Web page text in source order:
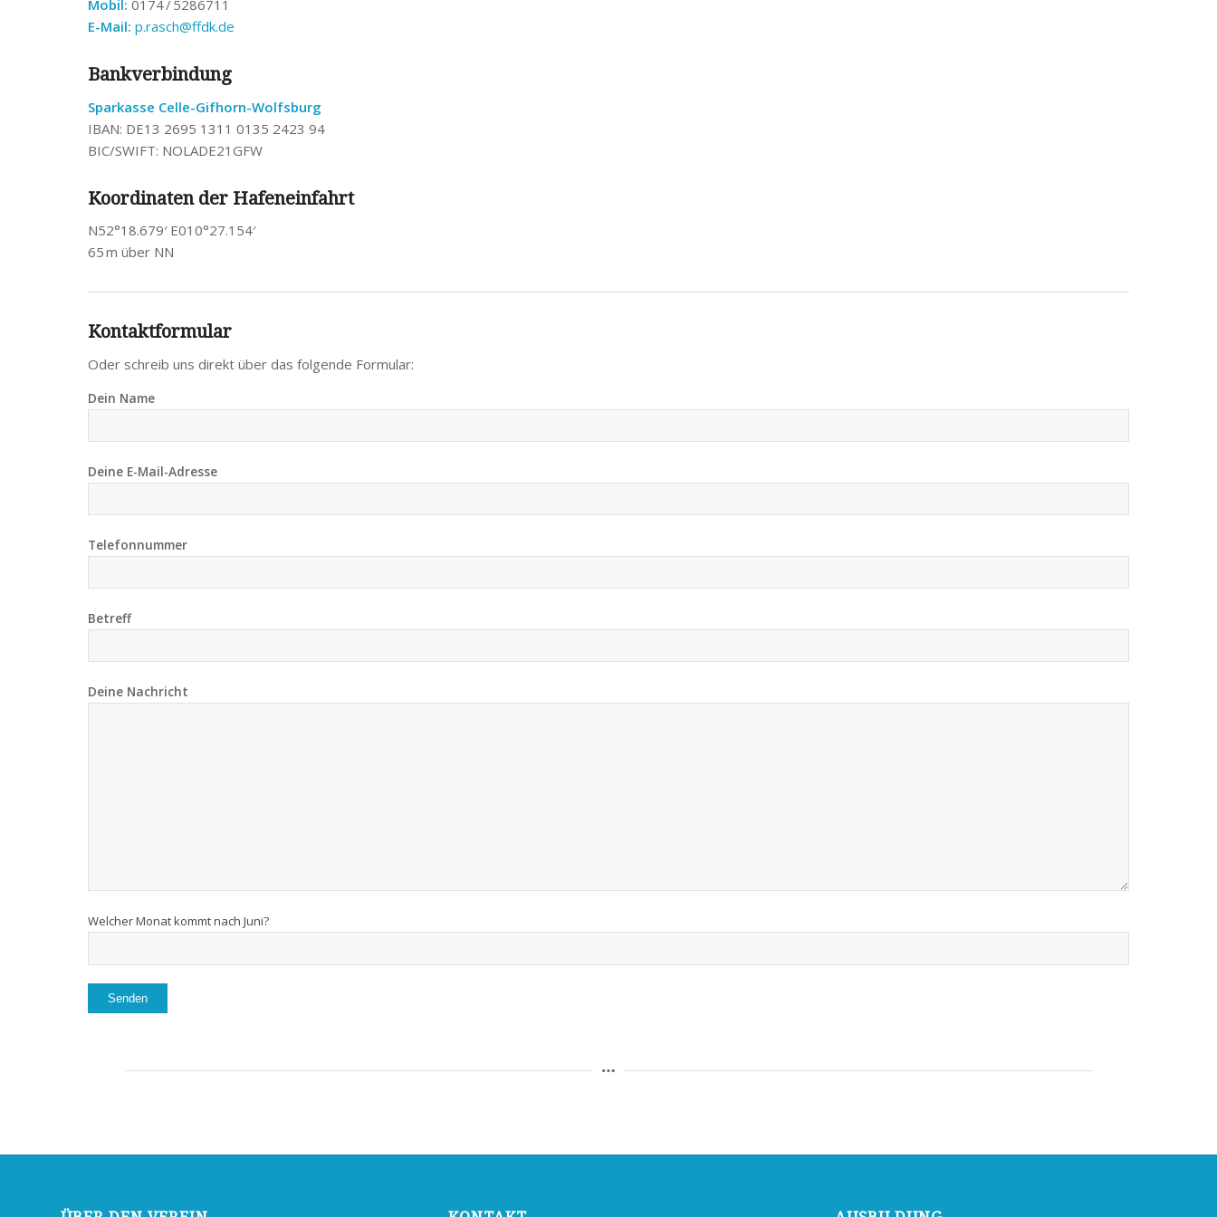
Mobil: 0174 / 5286711
E-Mail: p.rasch@ffdk.de
Bankverbindung
Sparkasse Celle-Gifhorn-Wolfsburg
IBAN: DE13 2695 1311 0135 2423 94
BIC/SWIFT: NOLADE21GFW
Koordinaten der Hafeneinfahrt
N52°18.679′ E010°27.154′
65 m über NN
Kontaktformular
Oder schreib uns direkt über das folgende Formular:
Dein Name
Deine E-Mail-Adresse
Telefonnummer
Betreff
Deine Nachricht
Welcher Monat kommt nach Juni?